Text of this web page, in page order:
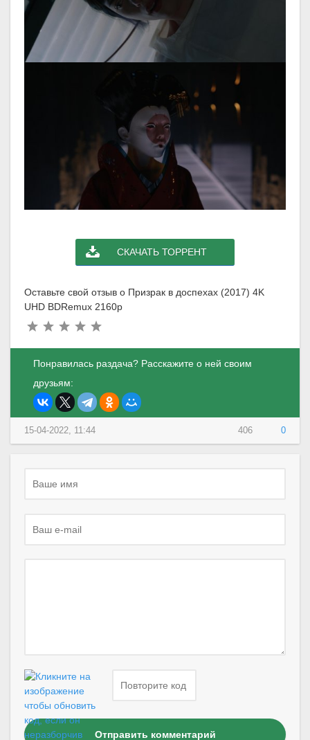
СКАЧАТЬ ТОРРЕНТ
Оставьте свой отзыв о Призрак в доспехах (2017) 4K
UHD BDRemux 2160p
Понравилась раздача? Расскажите о ней своим
друзьям:
406 0
15-04-2022, 11:44
Отправить комментарий